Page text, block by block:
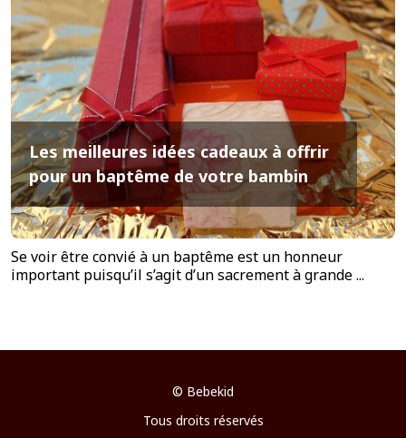
Les meilleures idées cadeaux à offrir
pour un baptême de votre bambin
Se voir être convié à un baptême est un honneur
important puisqu’il s’agit d’un sacrement à grande ...
© Bebekid
Tous droits réservés